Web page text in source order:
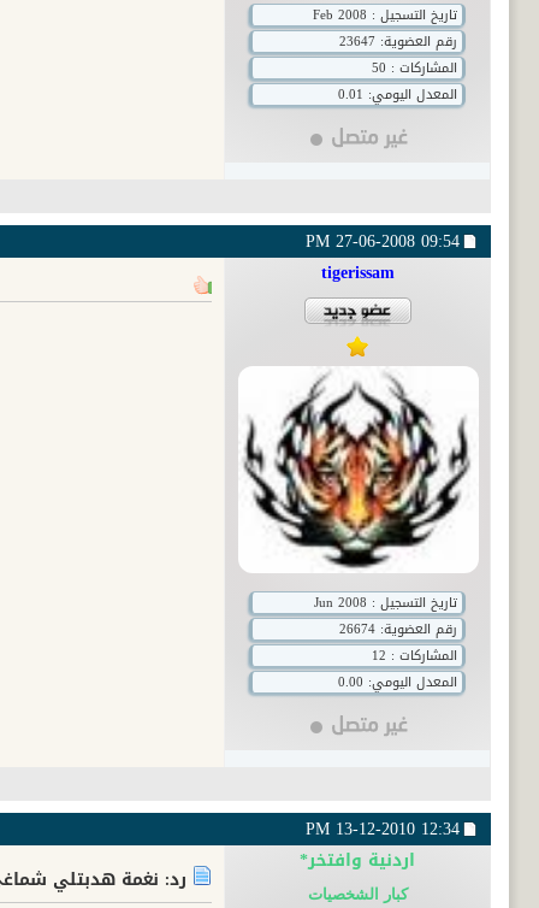
تاريخ التسجيل : Feb 2008
رقم العضوية:
المشاركات : 50
المعدل اليومي: 0.01
27-06-200809:54 PM
tigerissam
تاريخ التسجيل : Jun 2008
رقم العضوية:
المشاركات : 12
المعدل اليومي: 0.00
13-12-2010 12:34 PM
اردنية وافتخر*
كبار الشخصيات رد: نغمة هدبتلي